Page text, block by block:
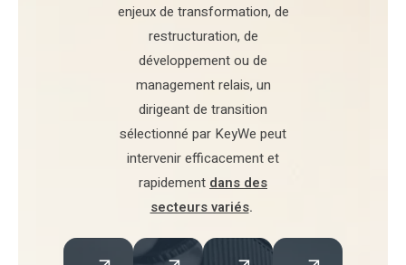
enjeux de transformation, de
restructuration, de
développementou de
management relais, un
dirigeant de transition
sélectionné par KeyWe peut
intervenir efficacement et
rapidement dans des
secteurs variés.